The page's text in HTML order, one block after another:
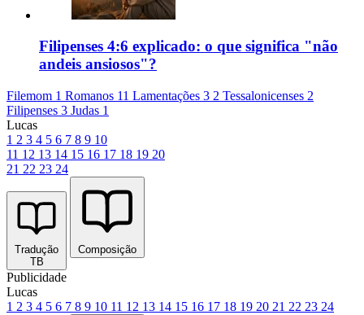
Filipenses 4:6 explicado: o que significa "não
andeis ansiosos"?
Filemom 1 Romanos 11 Lamentações 3 2 Tessalonicenses 2
Filipenses 3 Judas 1
Lucas
1 2 3 4 5 6 7 8 9 10
11 12 13 14 15 16 17 18 19 20
21 22 23 24
Tradução
TB
Composição
Publicidade
Lucas
1 2 3 4 5 6 7 8 9 10 11 12 13 14 15 16 17 18 19 20 21 22 23 24